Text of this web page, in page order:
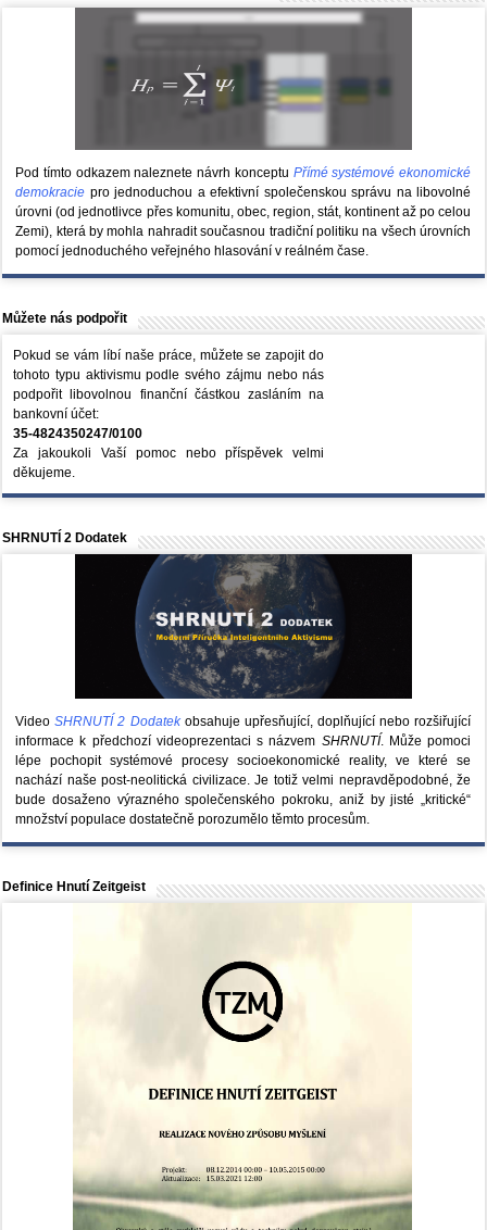
Pod tímto odkazem naleznete návrh konceptu Přímé systémové ekonomické
demokracie pro jednoduchou a efektivní společenskou správu na libovolné
úrovni (od jednotlivce přes komunitu, obec, region, stát, kontinent až po celou
Zemi), která by mohla nahradit současnou tradiční politiku na všech úrovních
pomocí jednoduchého veřejného hlasování v reálném čase.
Můžete nás podpořit
Pokud se vám líbí naše práce, můžete se zapojit do
tohoto typu aktivismu podle svého zájmu nebo nás
podpořit libovolnou finanční částkou zasláním na
bankovní účet:
35-4824350247/0100
Za jakoukoli Vaší pomoc nebo příspěvek velmi
děkujeme.
SHRNUTÍ 2 Dodatek
VideoSHRNUTÍ 2 Dodatekobsahuje upřesňující, doplňující nebo rozšiřující
informace k předchozí videoprezentaci s názvem SHRNUTÍ. Může pomoci
lépe pochopit systémové procesy socioekonomické reality, ve které se
nachází naše post-neolitická civilizace. Je totiž velmi nepravděpodobné, že
bude dosaženo výrazného společenského pokroku, aniž by jisté „kritické“
množství populace dostatečně porozumělo těmto procesům.
Definice Hnutí Zeitgeist